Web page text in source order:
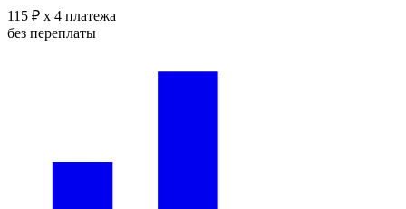
115 ₽ x 4 платежа
без переплаты